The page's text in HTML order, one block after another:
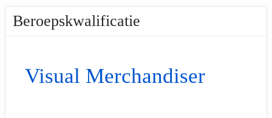
Beroepskwalificatie
Visual Merchandiser